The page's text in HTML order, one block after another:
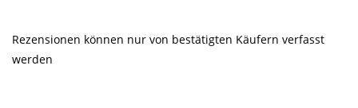
Rezensionen können nur von bestätigten Käufern verfasst
werden